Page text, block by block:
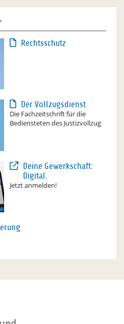
Rechtsschutz
Der Vollzugsdienst
Die Fachzeitschrift für die
Bediensteten des Justizvollzug
Deine Gewerkschaft:
Digital.
Jetzt anmelden!